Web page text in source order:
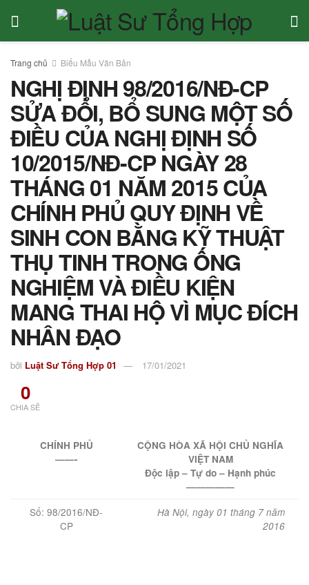
Trang chủ Biểu Mẫu Văn Bản
NGHỊ ĐỊNH 98/2016/NĐ-CP
SỬA ĐỔI, BỔ SUNG MỘT SỐ
ĐIỀU CỦA NGHỊ ĐỊNH SỐ
10/2015/NĐ-CP NGÀY 28
THÁNG 01 NĂM 2015 CỦA
CHÍNH PHỦ QUY ĐỊNH VỀ
SINH CON BẰNG KỸ THUẬT
THỤ TINH TRONG ỐNG
NGHIỆM VÀ ĐIỀU KIỆN
MANG THAI HỘ VÌ MỤC ĐÍCH
NHÂN ĐẠO
bởi Luật Sư Tổng Hợp 01 17/01/2021
0
CHIA SẺ
CHÍNH PHỦ
——-
CỘNG HÒA XÃ HỘI CHỦ NGHĨA
VIỆT NAM
Độc lập – Tự do – Hạnh phúc
—————
Số: 98/2016/NĐ-
CP
Hà Nội, ngày 01 tháng 7năm
2016